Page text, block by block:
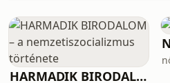
fogalma? Hogyan
matematika a
tanulmányokban?
HARMADIK BIRODALOM – a nemzetiszocializmus története